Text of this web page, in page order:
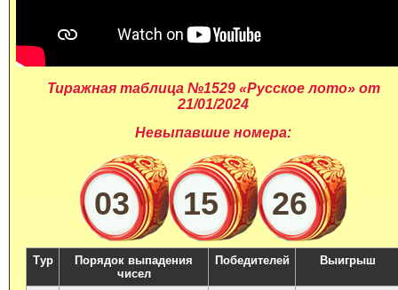
Тиражная таблица №1529 «Русское лото» от
21/01/2024
Невыпавшие номера:
03 15 26
Тур
Порядок выпадения
чисел
Победителей Выигрыш